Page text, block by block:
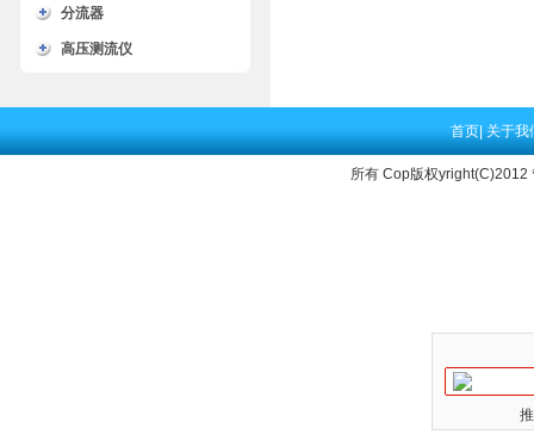
分流器
高压测流仪
首页 关于
所有 Cop版权yright(C)2012